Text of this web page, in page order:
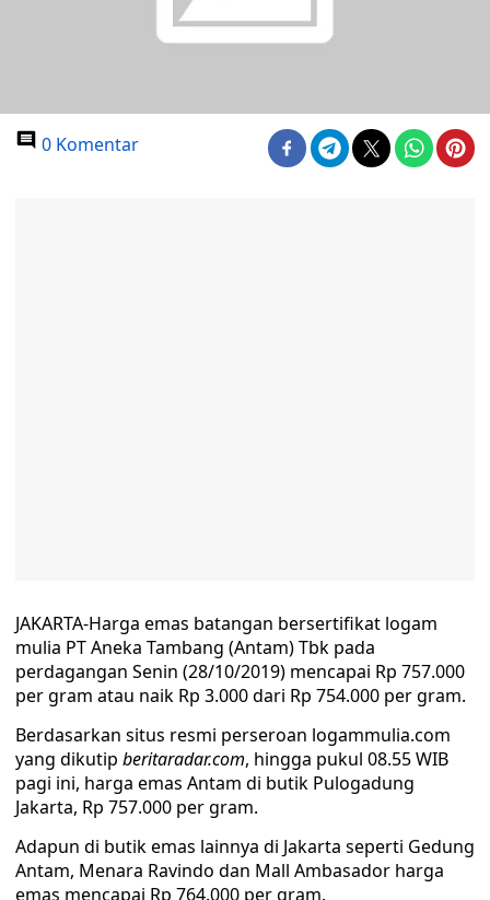
0 Komentar
JAKARTA-Harga emas batangan bersertifikat logam
mulia PT Aneka Tambang (Antam) Tbk pada
perdagangan Senin (28/10/2019) mencapai Rp 757.000
per gram atau naik Rp 3.000 dari Rp 754.000 per gram.
Berdasarkan situs resmi perseroan logammulia.com
yang dikutip beritaradar.com, hingga pukul 08.55 WIB
pagi ini, harga emas Antam di butik Pulogadung
Jakarta, Rp 757.000 per gram.
Adapun di butik emas lainnya di Jakarta seperti Gedung
Antam, Menara Ravindo dan Mall Ambasador harga
emas mencapai Rp 764.000 per gram.